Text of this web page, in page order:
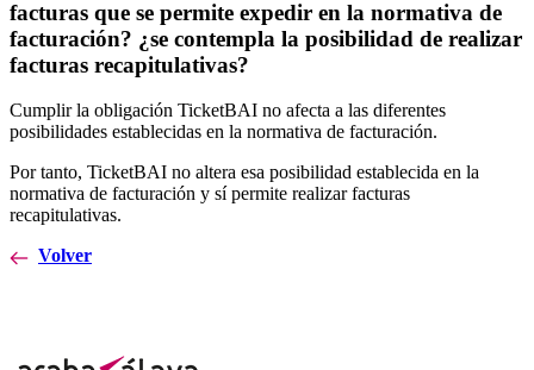
facturas que se permite expedir en la normativa de
facturación? ¿se contempla la posibilidad de realizar
facturas recapitulativas?
Cumplir la obligación TicketBAI no afecta a las diferentes
posibilidades establecidas en la normativa de facturación.
Por tanto, TicketBAI no altera esa posibilidad establecida en la
normativa de facturación y sí permite realizar facturas
recapitulativas.
Volver